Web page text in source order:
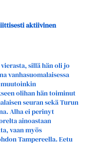
aktiivinen
sillä hän oli jo
vanhasuomalaisessa
muutoinkin
olihan hän toiminut
seuran sekä Turun
Alha ei perinyt
ainoastaan
vaan myös
Tampereella. Eetu